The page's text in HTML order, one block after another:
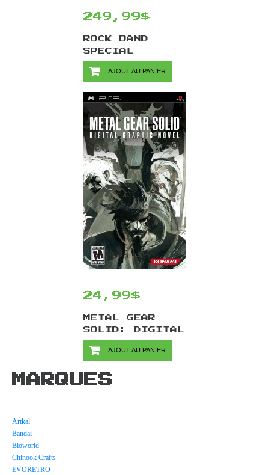
249,99$
ROCK BAND
SPECIAL
EDITION
(ENSEMBLE
AJOUT AU PANIER
24,99$
METAL GEAR
SOLID: DIGITAL
GRAPHIC
NOVEL/PSP
AJOUT AU PANIER
MARQUES
Artkal
Bandai
Bioworld
Chinook Crafts
EVORETRO